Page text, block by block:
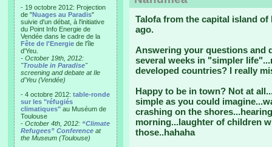
- 19 octobre 2012: Projection
de "Nuages au Paradis"
suivie d'un débat, à l'initiative
du Point Info Energie de
Vendée dans le cadre de la
Fête de l'Energie de l'île
d'Yeu.
- October 19th, 2012:
"Trouble in Paradise"
screening and debate at Ile
d'Yeu (Vendée)
- 4 octobre 2012: table-ronde
sur les "réfugiés
climatiques" au Muséum de
Toulouse
- October 4th, 2012: “Climate
Refugees” Conference at
the Museum (Toulouse)
Talofa from the capital island
ago.
Answering your questions and
several weeks in "simpler
developed countries? I really
Happy to be in town? Not at
simple as you could
crashing on the
morning...laughter of children
those..hahaha